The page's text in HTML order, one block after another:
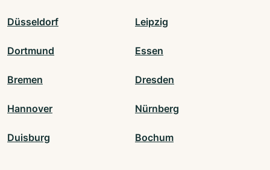
Düsseldorf Leipzig
Dortmund Essen
Bremen Dresden
Hannover Nürnberg
Duisburg Bochum